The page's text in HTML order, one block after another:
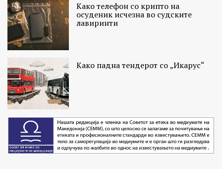
Како телефон со крипто на
осуденик исчезна во судските
лавиринти
Како падна тендерот со „Икарус“